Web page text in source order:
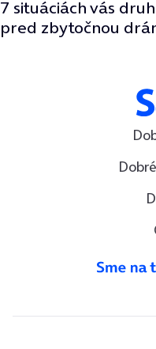
7 situáciách vás
pred zbytočnou